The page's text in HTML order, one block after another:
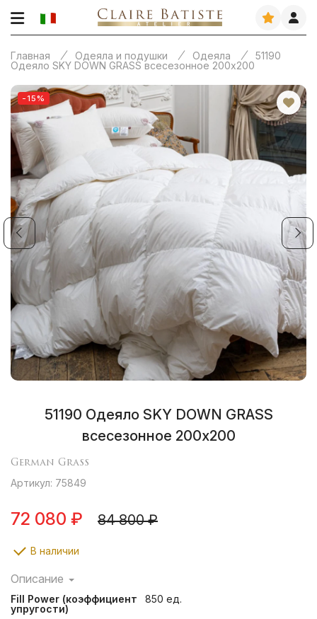
Главная Одеяла и подушки Одеяла
51190
Одеяло SKY DOWN GRASS всесезонное 200х200
-15%
51190 Одеяло SKY DOWN GRASS
всесезонное 200х200
German Grass
Артикул: 75849
72 080 ₽ 84 800 ₽
В наличии
Описание
Ткани, отмеченные маркировкой «Bramscher Tuch» –
это безусловный знак качества и великолепный
Fill Power (коэффициент
упругости)
850 ед.